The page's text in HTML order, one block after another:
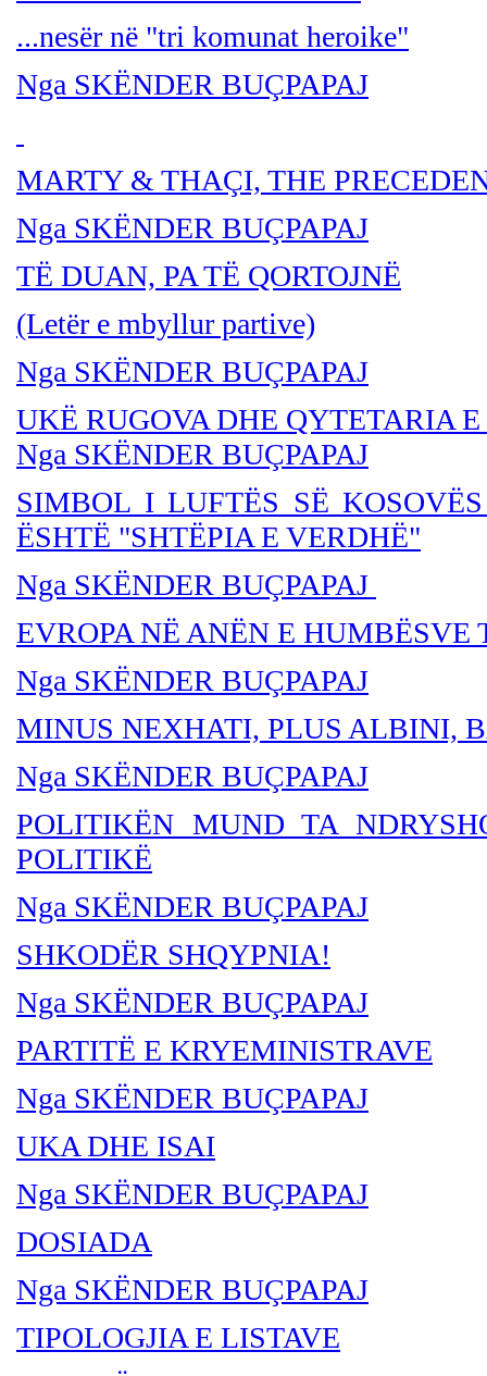
...nesër në "tri komunat heroike"
Nga SKËNDER BUÇPAPAJ
MARTY & THAÇI, THE
Nga SKËNDER BUÇPAPAJ
TË DUAN, PA TË QORTOJNË
(Letër e mbyllur partive)
Nga SKËNDER BUÇPAPAJ
UKË RUGOVA DHE QYTETARIA
Nga SKËNDER BUÇPAPAJ
SIMBOL I LUFTËS SË
ËSHTË "SHTËPIA E VERDHË"
Nga SKËNDER BUÇPAPAJ
EVROPA NË ANËN E HUMBËSVE
Nga SKËNDER BUÇPAPAJ
MINUS NEXHATI, PLUS ALBINI,
Nga SKËNDER BUÇPAPAJ
POLITIKËN MUND TA
POLITIKË
Nga SKËNDER BUÇPAPAJ
SHKODËR SHQYPNIA!
Nga SKËNDER BUÇPAPAJ
PARTITË E KRYEMINISTRAVE
Nga SKËNDER BUÇPAPAJ
UKA DHE ISAI
Nga SKËNDER BUÇPAPAJ
DOSIADA
Nga SKËNDER BUÇPAPAJ
TIPOLOGJIA E LISTAVE